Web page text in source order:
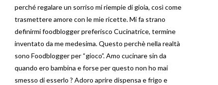
perché regalare un sorriso mi riempie di gioia, così come
trasmettere amore con le mie ricette. Mi fa strano
definirmi foodblogger preferisco Cucinatrice, termine
inventato da me medesima. Questo perchè nella realtà
sono Foodblogger per “gioco”. Amo cucinare sin da
quando ero bambina e forse per questo non ho mai
smesso di esserlo ? Adoro aprire dispensa e frigo e